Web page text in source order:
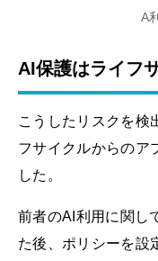
A
AI保護はライフ
こうしたリスクを検
フサイクルからのア
した。
前者のAI利用に関し
た後、ポリシーを設